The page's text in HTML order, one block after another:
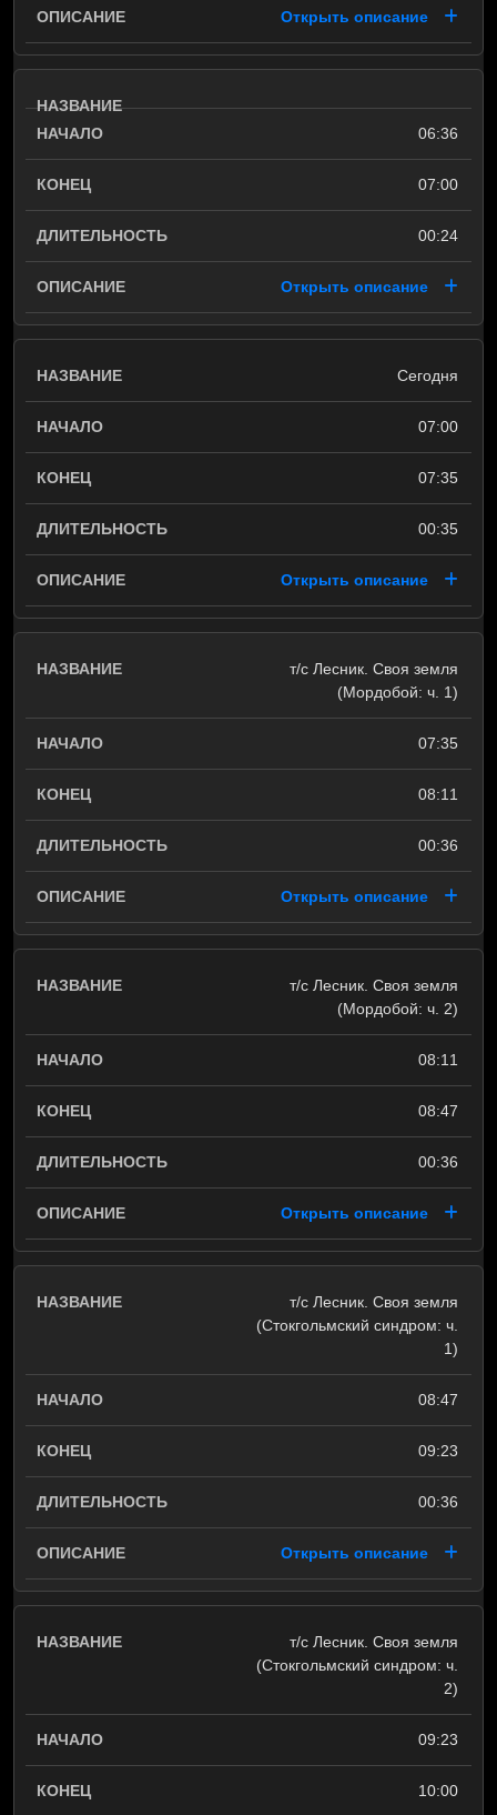
Открыть описание
06:36
07:00
00:24
Открыть описание
Сегодня
07:00
07:35
00:35
Открыть описание
т/с Лесник. Своя земля
(Мордобой: ч. 1)
07:35
08:11
00:36
Открыть описание
т/с Лесник. Своя земля
(Мордобой: ч. 2)
08:11
08:47
00:36
Открыть описание
т/с Лесник. Своя земля
(Стокгольмский синдром: ч.
1)
08:47
09:23
00:36
Открыть описание
т/с Лесник. Своя земля
(Стокгольмский синдром: ч.
2)
09:23
10:00